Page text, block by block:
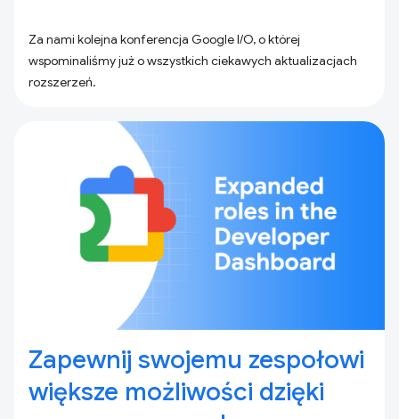
Za nami kolejna konferencja Google I/O, o której
wspominaliśmy już o wszystkich ciekawych aktualizacjach
rozszerzeń.
Zapewnij swojemu zespołowi
większe możliwości dzięki